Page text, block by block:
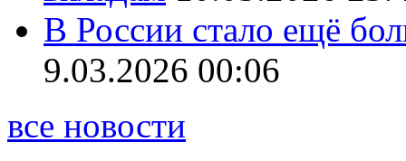
В России стало ещё
9.03.2026 00:06
все новости